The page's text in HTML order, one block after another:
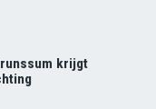
krijgt